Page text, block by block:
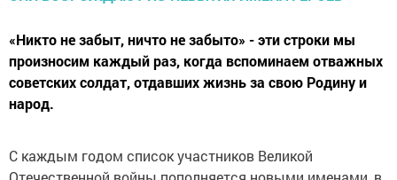
«Никто не забыт, ничто не забыто» - эти строки мы
произносим каждый раз, когда вспоминаем отважных
советских солдат, отдавших жизнь за свою Родину и
народ.
С каждым годом список участников Великой